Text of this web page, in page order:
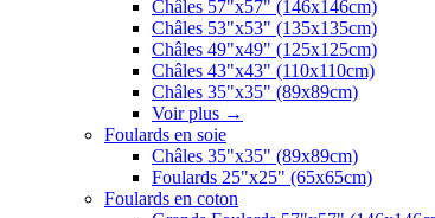
Châles 57"x57" (146x146cm)
Châles 53"x53" (135x135cm)
Châles 49"x49" (125x125cm)
Châles 43"x43" (110x110cm)
Châles 35"x35" (89x89cm)
Voir plus →
Foulards en soie
Châles 35"x35" (89x89cm)
Foulards 25"x25" (65x65cm)
Foulards en coton